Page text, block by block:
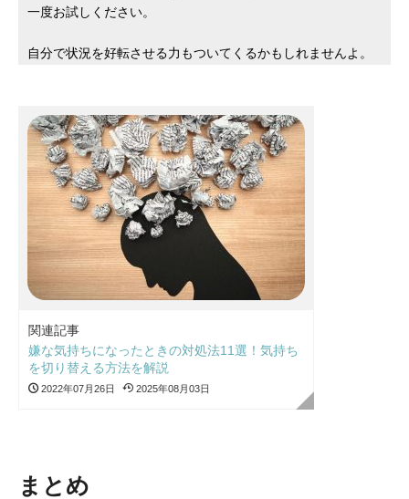
一度お試しください。
自分で状況を好転させる力もついてくるかもしれませんよ。
関連記事
嫌な気持ちになったときの対処法11選！気持ち
を切り替える方法を解説
2022年07月26日 2025年08月03日
まとめ